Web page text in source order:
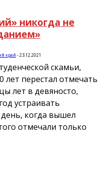
никогда не
край -23.12.2021
скамьи,
лет перестал отмечать
лет в девяносто,
устраивать
когда вышел
отмечали только